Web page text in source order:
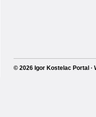
© 2026 Igor Kostelac Portal